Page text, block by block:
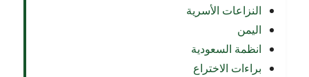
النزاعات الأسرية
اليمن
انظمة السعودية
براءات الاختراع